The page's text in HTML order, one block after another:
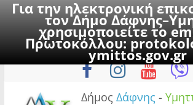
Για την ηλεκτρονική
τον Δήμο
χρησιμοποιείτε το
Πρωτοκόλλου:
ymittos.gov.gr
to
Παρασκευή, 7 Αυγούστου
Δήμος Δάφνης -